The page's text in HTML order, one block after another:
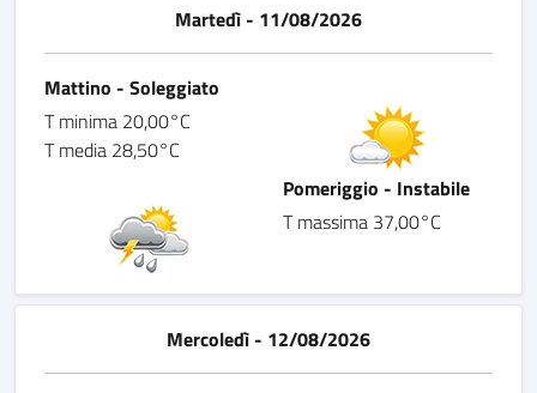
Martedì - 11/08/2026
Mattino - Soleggiato
T minima 20,00°C
T media 28,50°C
Pomeriggio - Instabile
T massima 37,00°C
Mercoledì - 12/08/2026